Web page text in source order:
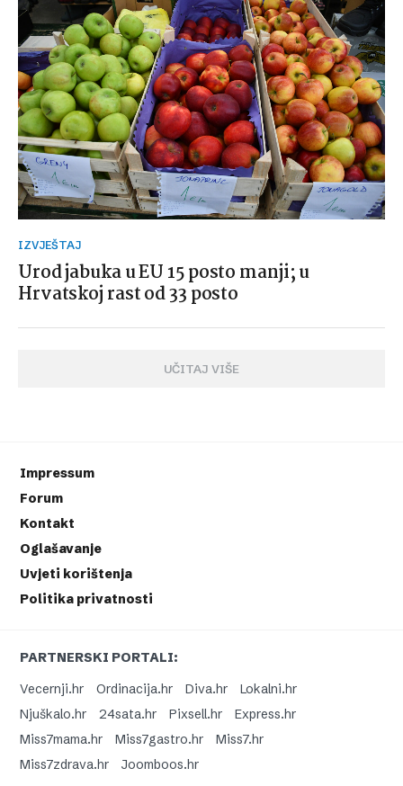
IZVJEŠTAJ
Urod jabuka u EU 15 posto manji; u
Hrvatskoj rast od 33 posto
UČITAJ VIŠE
Impressum
Forum
Kontakt
Oglašavanje
Uvjeti korištenja
Politika privatnosti
PARTNERSKI PORTALI:
Vecernji.hr
Ordinacija.hr Diva.hr
Lokalni.hr
Njuškalo.hr
24sata.hr Pixsell.hr
Express.hr
Miss7mama.hr
Miss7gastro.hr
Miss7.hr
Miss7zdrava.hr
Joomboos.hr